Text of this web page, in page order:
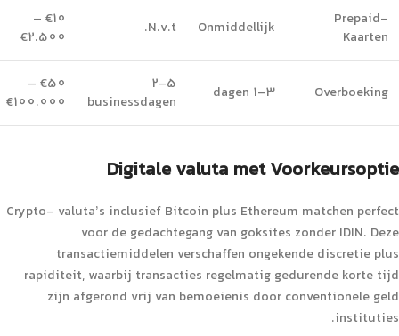
Prepaid-
Kaarten
Onmiddellijk
N.v.t.
€10 –
€2.500
Overboeking
1-3 dagen
2-5
businessdagen
€50 –
€100.000
Digitale valuta met Voorkeursoptie
Crypto- valuta’s inclusief Bitcoin plus Ethereum matchen perfect
voor de gedachtegang van goksites zonder IDIN. Deze
transactiemiddelen verschaffen ongekende discretie plus
rapiditeit, waarbij transacties regelmatig gedurende korte tijd
zijn afgerond vrij van bemoeienis door conventionele geld
instituties.